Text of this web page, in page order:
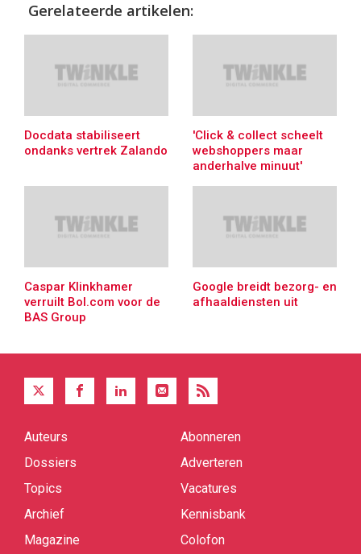
Gerelateerde artikelen:
Docdata stabiliseert
ondanks vertrek Zalando
'Click & collect scheelt
webshoppers maar
anderhalve minuut'
Caspar Klinkhamer
verruilt Bol.com voor de
BAS Group
Google breidt bezorg- en
afhaaldiensten uit
Quick
Auteurs
Dossiers
Topics
Archief
Magazine
Abonneren
Adverteren
Vacatures
Kennisbank
Colofon